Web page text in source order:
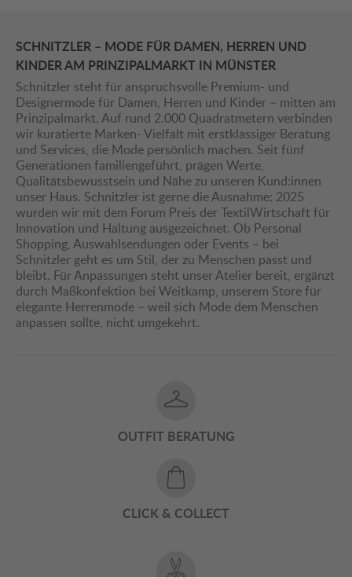
SCHNITZLER – MODE FÜR DAMEN, HERREN UND
KINDER AM PRINZIPALMARKT IN MÜNSTER
Schnitzler steht für anspruchsvolle Premium- und
Designermode für Damen, Herren und Kinder – mitten am
Prinzipalmarkt. Auf rund 2.000 Quadratmetern verbinden
wir kuratierte Marken- Vielfalt mit erstklassiger Beratung
und Services, die Mode persönlich machen. Seit fünf
Generationen familiengeführt, prägen Werte,
Qualitätsbewusstsein und Nähe zu unseren Kund:innen
unser Haus. Schnitzler ist gerne die Ausnahme: 2025
wurden wir mit dem Forum Preis der TextilWirtschaft für
Innovation und Haltung ausgezeichnet. Ob Personal
Shopping, Auswahlsendungen oder Events – bei
Schnitzler geht es um Stil, der zu Menschen passt und
bleibt. Für Anpassungen steht unser Atelier bereit, ergänzt
durch Maßkonfektion bei Weitkamp, unserem Store für
elegante Herrenmode – weil sich Mode dem Menschen
anpassen sollte, nicht umgekehrt.
OUTFIT BERATUNG
CLICK & COLLECT